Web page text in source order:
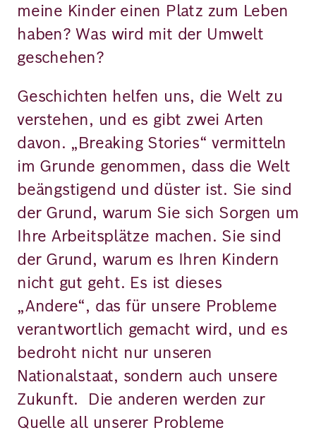
meine Kinder einen Platz zum Leben
haben? Was wird mit der Umwelt
geschehen?
Geschichten helfen uns, die Welt zu
verstehen, und es gibt zwei Arten
davon. „Breaking Stories“ vermitteln
im Grunde genommen, dass die Welt
beängstigend und düster ist. Sie sind
der Grund, warum Sie sich Sorgen um
Ihre Arbeitsplätze machen. Sie sind
der Grund, warum es Ihren Kindern
nicht gut geht. Es ist dieses
„Andere“, das für unsere Probleme
verantwortlich gemacht wird, und es
bedroht nicht nur unseren
Nationalstaat, sondern auch unsere
Zukunft. Die anderen werden zur
Quelle all unserer Probleme